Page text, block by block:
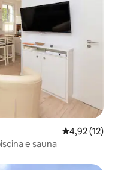
4,92 de uma
4,92 (12)
e sauna